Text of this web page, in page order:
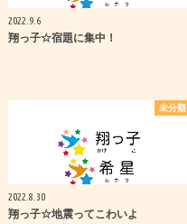
2022.9.6
翔っ子☆宿題に集中！
未分類
2022.8.30
翔っ子☆地震ってこわいよ